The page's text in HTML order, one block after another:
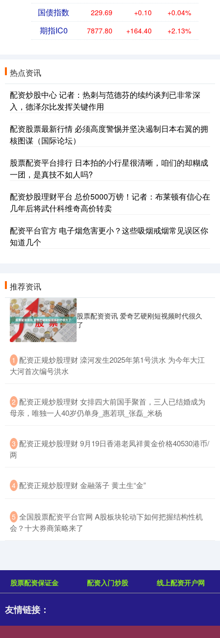
国债指数 229.69 +0.10 +0.04%
期指IC0 7877.80 +164.40 +2.13%
热点资讯
配资炒股中心 记者：热刺与范德芬的续约谈判已非常深
入，德泽尔比发挥关键作用
配资股票最新行情 必须高度警惕并坚决遏制日本右翼的拥
核图谋（国际论坛）
股票配资平台排行 日本拍的小行星很清晰，咱们的却糊成
一团，是真技不如人吗?
配资炒股理财平台 总价5000万镑！记者：布莱顿有信心在
几年后将武什科维奇高价转卖
配资平台官方 电子烟危害更小？这些吸烟戒烟常见误区你
知道几个
推荐资讯
股票配资资讯 爱奇艺硬刚短视频时代很久
了
1 ​配资正规炒股理财 滦河发生2025年第1号洪水 为今年大江
大河首次编号洪水
2 ​配资正规炒股理财 女排四大前国手聚首，三人已结婚成为
母亲，唯独一人40岁仍单身_惠若琪_张磊_米杨
3 ​配资正规炒股理财 9月19日香港老凤祥黄金价格40530港币/
两
4 ​配资正规炒股理财 金融落子 黄土生“金”
5 ​全国股票配资平台官网 A股板块轮动下如何把握结构性机
会？十大券商策略来了
股票配资保证金 配资入门炒股 线上配资开户网
友情链接：